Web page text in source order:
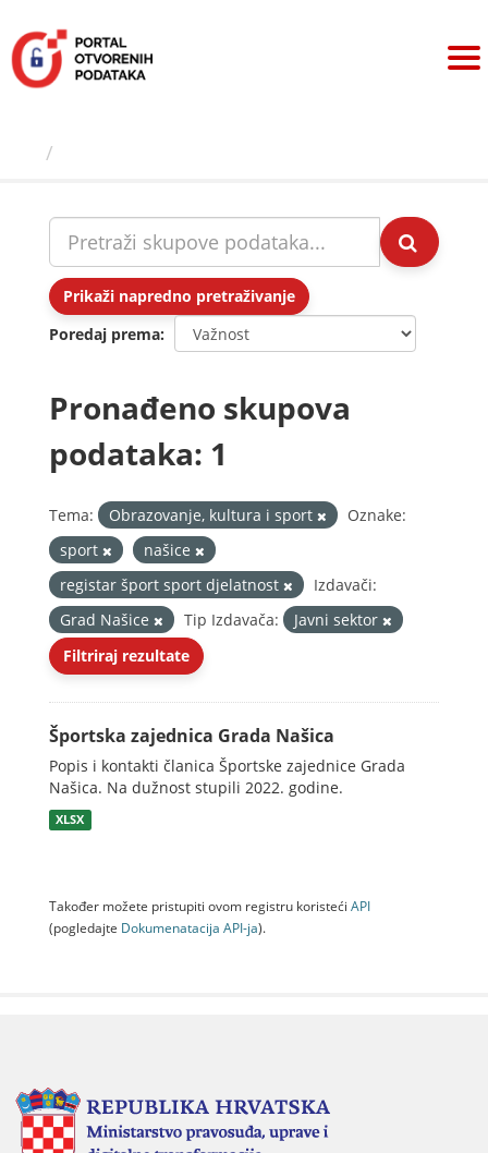
sadržaj
Prikaži napredno pretraživanje
Poredaj prema
Pronađeno skupova
podataka: 1
Tema: Obrazovanje, kultura i sport
Oznake:
sport
našice
registar šport sport djelatnost
Izdavači:
Grad Našice
Tip Izdavača:
Javni sektor
Filtriraj rezultate
Športska zajednica Grada Našica
Popis i kontakti članica Športske zajednice Grada
Našica. Na dužnost stupili 2022. godine.
XLSX
Također možete pristupiti ovom registru koristeći API
(pogledajte Dokumenаtаcijа API-jа).